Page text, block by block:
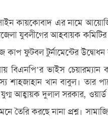
কায়কোবাদ এর নামে
যুবলীগের আহবায়ক কমিটির
কাপ ফুটবল টুর্নামেন্টের
বিএনপি’র ভাইস
খান বাবুল। তার
দুলাল সরকার, ওয়ার্ড
তৈরি করছে নানা প্রশ্ন।